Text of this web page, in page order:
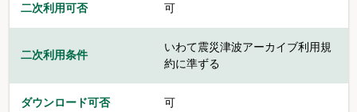
二次利用可否 可
二次利用条件
いわて震災津波アーカイブ利用規
約に準ずる
ダウンロード可否 可